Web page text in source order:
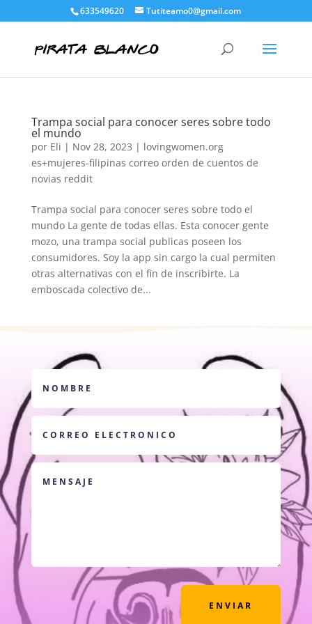
633549620 Tutiteamo0@gmail.com
Trampa social para conocer seres sobre todo
el mundo
por Eli | Nov 28, 2023 | lovingwomen.org
es+mujeres-filipinas correo orden de cuentos de
novias reddit
Trampa social para conocer seres sobre todo el
mundo La gente de todas ellas. Esta conocer gente
mozo, una trampa social publicas poseen los
consumidores. Soy la app sin cargo la cual permiten
otras alternativas con el fin de inscribirte. La
emboscada colectivo de...
ENVIAR